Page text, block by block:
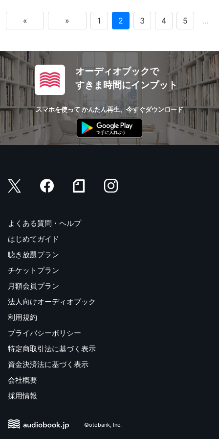
« » 1 2 3 4 5 …
オーディオブックで
すきま時間にインプット
スマホを使って かんたん再生、今すぐダウンロード
よくある質問・ヘルプ
はじめてガイド
聴き放題プラン
チケットプラン
月額会員プラン
法人向けオーディオブック
利用規約
プライバシーポリシー
特定商取引法に基づく表示
資金決済法に基づく表示
会社概要
採用情報
©otobank, Inc.